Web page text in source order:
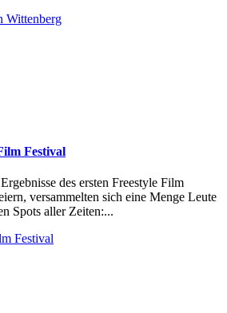
Wittenberg
Festival
des ersten Freestyle Film
versammelten sich eine Menge Leute
Spots aller Zeiten:...
Festival